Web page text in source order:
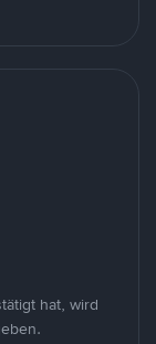
hat, wird